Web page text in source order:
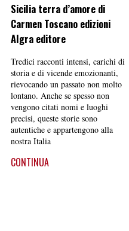
Sicilia terra d’amore di
Carmen Toscano edizioni
Algra editore
Tredici racconti intensi, carichi di
storia e di vicende emozionanti,
rievocando un passato non molto
lontano. Anche se spesso non
vengono citati nomi e luoghi
precisi, queste storie sono
autentiche e appartengono alla
nostra Italia
CONTINUA